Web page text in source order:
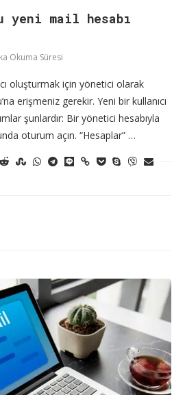
yeni mail hesabı
Okuma Süresi
oluşturmak için yönetici olarak
erişmeniz gerekir. Yeni bir kullanıcı
şunlardır: Bir yönetici hesabıyla
oturum açın. “Hesaplar” …